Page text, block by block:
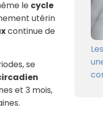
le cycle
utérin
continue de
se
et 3 mois,